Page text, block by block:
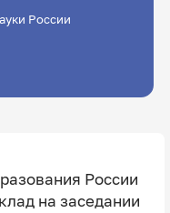
России
России
на заседании